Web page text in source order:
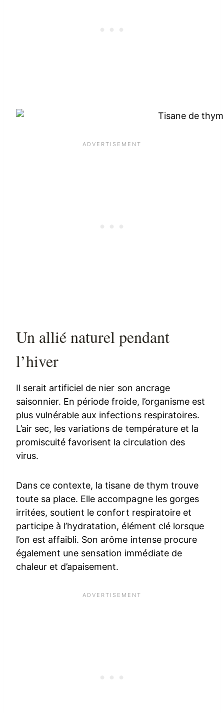
Un allié naturel pendant
l’hiver
Il serait artificiel de nier son ancrage
saisonnier. En période froide, l’organisme est
plus vulnérable aux infections respiratoires.
L’air sec, les variations de température et la
promiscuité favorisent la circulation des
virus.
Dans ce contexte, la tisane de thym trouve
toute sa place. Elle accompagne les gorges
irritées, soutient le confort respiratoire et
participe à l’hydratation, élément clé lorsque
l’on est affaibli. Son arôme intense procure
également une sensation immédiate de
chaleur et d’apaisement.